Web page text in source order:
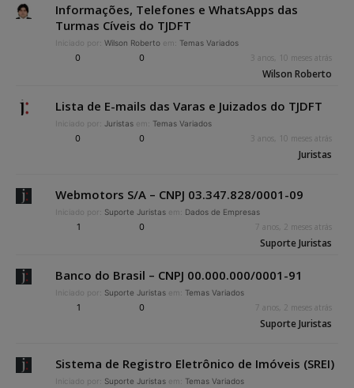
Informações, Telefones e WhatsApps das
Turmas Cíveis do TJDFT
Iniciado por: Wilson Roberto em: Temas Variados
0 0 3 anos, 10 meses atrás
Wilson Roberto
Lista de E-mails das Varas e Juizados do TJDFT
Iniciado por: Juristas em: Temas Variados
0 0 3 anos, 10 meses atrás
Juristas
Webmotors S/A – CNPJ 03.347.828/0001-09
Iniciado por: Suporte Juristas em: Dados de Empresas
1 0 7 anos, 2 meses atrás
Suporte Juristas
Banco do Brasil – CNPJ 00.000.000/0001-91
Iniciado por: Suporte Juristas em: Temas Variados
1 0 7 anos, 2 meses atrás
Suporte Juristas
Sistema de Registro Eletrônico de Imóveis (SREI)
Iniciado por: Suporte Juristas em: Temas Variados